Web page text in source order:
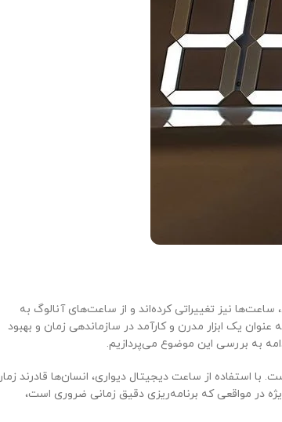
ساعت‌ها نیز تغییراتی کرده‌اند و از ساعت‌های آنالوگ به
یک ابزار مدرن و کارآمد در سازماندهی زمان و بهبود
به بررسی این موضوع می‌پردازیم.
با استفاده از ساعت دیجیتال دیواری، انسان‌ها قادرند
در مواقعی که برنامه‌ریزی دقیق زمانی ضروری است،